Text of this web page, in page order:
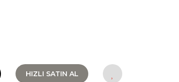
HIZLI SATIN AL